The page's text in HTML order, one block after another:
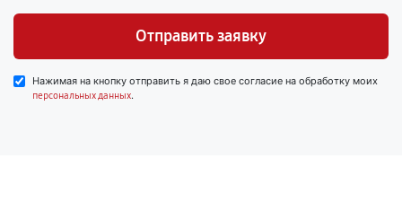
Отправить заявку
Нажимая на кнопку отправить я даю свое согласие на обработку моих
персональных данных.